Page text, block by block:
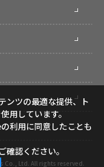
Co., Ltd. All rights reserved.
ンツの最適な提供、ト
用しています。
利用に同意したことも
確認ください。